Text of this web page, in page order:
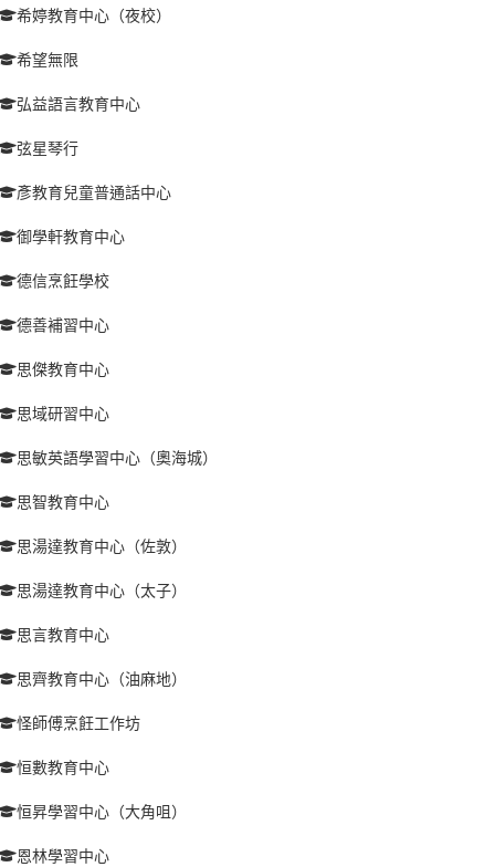
希婷教育中心（夜校）
希望無限
弘益語言教育中心
弦星琴行
彥教育兒童普通話中心
御學軒教育中心
德信烹飪學校
德善補習中心
思傑教育中心
思域研習中心
思敏英語學習中心（奧海城）
思智教育中心
思湯達教育中心（佐敦）
思湯達教育中心（太子）
思言教育中心
思齊教育中心（油麻地）
怪師傅烹飪工作坊
恒數教育中心
恒昇學習中心（大角咀）
恩林學習中心